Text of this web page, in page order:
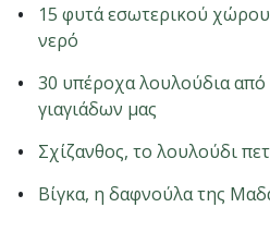
15 φυτά εσωτερικού
νερό
30 υπέροχα λουλούδια από
γιαγιάδων μας
Σχίζανθος, το λουλούδι
Βίγκα, η δαφνούλα της